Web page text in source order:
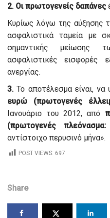
2. Οιπρωτογενείς δαπάνες
Κυρίως λόγω της αύξησης
ασφαλιστικά ταμεία με
σημαντικής
ασφαλιστικές εισφορές
ανεργίας.
3.Το αποτέλεσμα είναι, να
ευρώ (πρωτογενές
Ιανουάριο του 2012, από
(πρωτογενές πλεόνασμα:
αντίστοιχο περυσινό μήνα».
POST VIEWS: 697
Share